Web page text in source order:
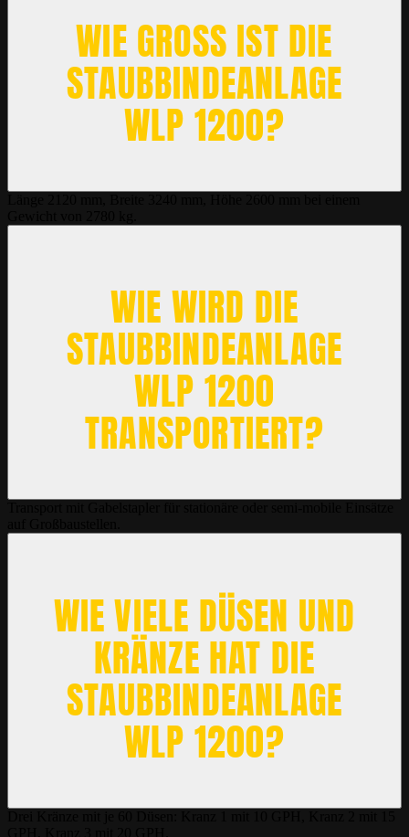
WIE GROSS IST DIE S
TAUBBINDEANLAGE W
LP 1200?
WIE WIRD DIE
STAUBBINDEANLAGE
WLP 1200
TRANSPORTIERT?
WIE VIELE DÜSEN UND
KRÄNZE HAT DIE
STAUBBINDEANLAGE
WLP 1200?